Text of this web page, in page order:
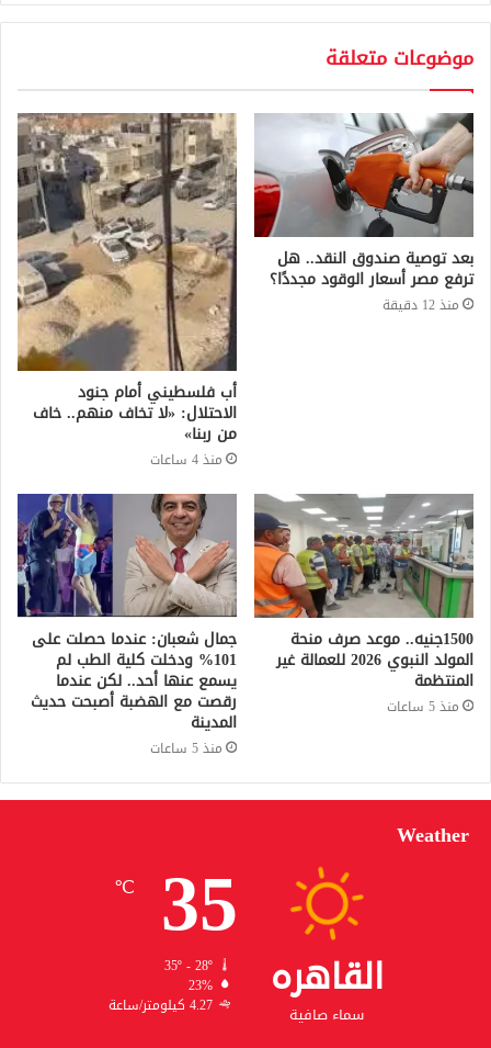
موضوعات متعلقة
بعد توصية صندوق النقد.. هل
ترفع مصر أسعار الوقود مجددًا؟
منذ 12 دقيقة
أب فلسطيني أمام جنود
الاحتلال: «لا تخاف منهم.. خاف
من ربنا»
منذ 4 ساعات
1500جنيه.. موعد صرف منحة
المولد النبوي 2026 للعمالة غير
المنتظمة
منذ 5 ساعات
جمال شعبان: عندما حصلت على
101% ودخلت كلية الطب لم
يسمع عنها أحد.. لكن عندما
رقصت مع الهضبة أصبحت حديث
المدينة
منذ 5 ساعات
Weather
القاهره
سماء صافية
35
℃
35º - 28º
23%
4.27 كيلومتر/ساعة